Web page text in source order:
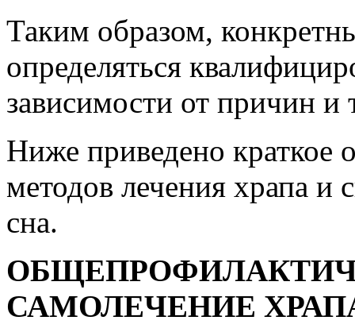
Таким образом,
определяться
зависимости от причин и
Ниже приведено краткое
методов лечения храпа и
сна.
САМОЛЕЧЕНИЕ